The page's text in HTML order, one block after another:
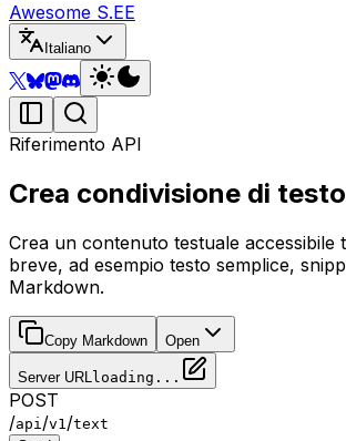
Awesome S.EE
Italiano
Riferimento API
Crea condivisione di testo
Crea un contenuto testuale accessibile
breve, ad esempio testo semplice,
Markdown.
Copy Markdown Open
Server URL loading...
POST
/api /v1 /text